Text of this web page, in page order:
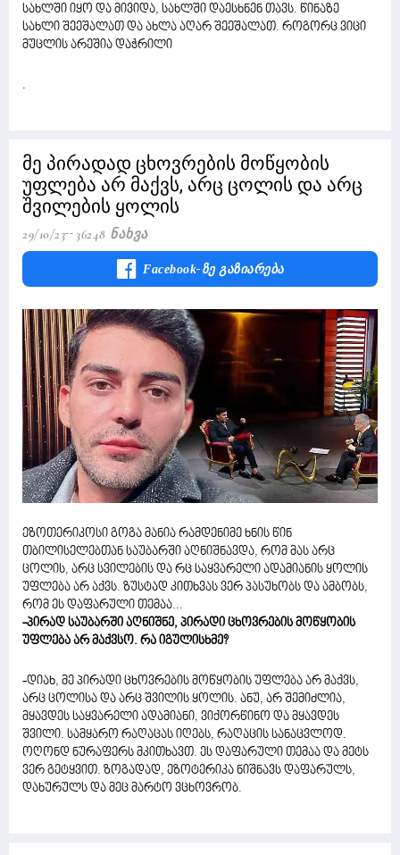
სახლში იყო და მივიდა, სახლში დაესხნენ თავს. წინაზე
სახლი შეეშალათ და ახლა აღარ შეეშალათ. როგორც ვიცი
მუცლის არეშია დაჭრილი
.
მე პირადად ცხოვრების მოწყობის
უფლება არ მაქვს, არც ცოლის და არც
შვილების ყოლის
29/10/23 36248 Ნახვა
Facebook-Ზე Გაზიარება
ეზოთერიკოსი გოგა მანია რამდენიმე ხნის წინ
თბილისელებთან საუბარში აღნიშნავდა, რომ მას არც
ცოლის, არც სვილების და რც საყვარელი ადამიანის ყოლის
უფლება არ აქვს. ზუსტად კითხვას ვერ პასუხობს და ამბობს,
რომ ეს დაფარული თემაა...
-პირად საუბარში აღნიშნე, პირადი ცხოვრების მოწყობის
უფლება არ მაქვსო. რა იგულისხმე?
-დიახ, მე პირადი ცხოვრების მოწყობის უფლება არ მაქვს,
არც ცოლისა და არც შვილის ყოლის. ანუ, არ შემიძლია,
მყავდეს საყვარელი ადამიანი, ვიქორწინო და მყავდეს
შვილი. სამყარო რაღაცას იღებს, რაღაცის სანაცვლოდ.
ოღონდ ნურაფერს მკითხავთ. ეს დაფარული თემაა და მეტს
ვერ გეტყვით. ზოგადად, ეზოტერიკა ნიშნავს დაფარულს,
დახურულს და მეც მარტო ვცხოვრობ.